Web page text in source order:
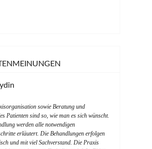
sowie Beratung und
Patienten sind so, wie man es sich wünscht.
werden alle notwendigen
erläutert. Die Behandlungen erfolgen
und mit viel Sachverstand. Die Praxis